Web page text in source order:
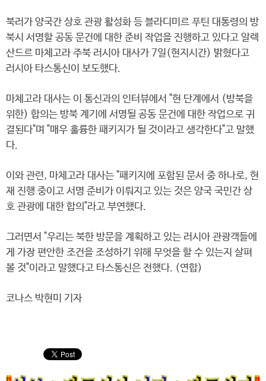
북러가 양국간 상호 관광 활성화 등 블라디미르 푸틴 대통령의 방
북시 서명할 공동 문건에 대한 준비 작업을 진행하고 있다고 알렉
산드르 마체고라 주북 러시아 대사가 7일(현지시간) 밝혔다고
러시아 타스통신이 보도했다.
마체고라 대사는 이 통신과의 인터뷰에서 "현 단계에서 (방북을
위한) 합의는 방북 계기에 서명될 공동 문건에 대한 작업으로 귀
결된다"며 "매우 훌륭한 패키지가 될 것이라고 생각한다"고 말했
다.
이와 관련, 마체고라 대사는 "패키지에 포함된 문서 중 하나로, 현
재 진행 중이고 서명 준비가 이뤄지고 있는 것은 양국 국민간 상
호 관광에 대한 합의"라고 부연했다.
그러면서 "우리는 북한 방문을 계획하고 있는 러시아 관광객들에
게 가장 편안한 조건을 조성하기 위해 무엇을 할 수 있는지 살펴
볼 것"이라고 말했다고 타스통신은 전했다. (연합)
코나스 박현미 기자